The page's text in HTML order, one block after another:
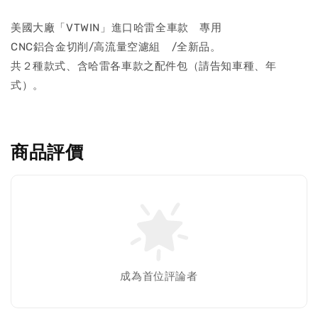
美國大廠「VTWIN」進口哈雷全車款 專用
CNC鋁合金切削/高流量空濾組 /全新品。
共２種款式、含哈雷各車款之配件包（請告知車種、年
式）。
商品評價
成為首位評論者